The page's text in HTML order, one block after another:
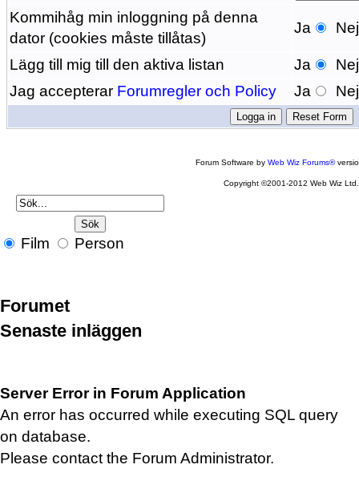
Kommihåg min inloggning på denna
dator (cookies måste tillåtas)
Ja Nej
Lägg till mig till den aktiva listan Ja
Nej
Jag accepterar Forumregler och Policy Ja Nej
Forum Software byWeb Wiz Forums®
Copyright ©2001-2012 Web Wiz Ltd.
Film Person
Forumet
Senaste inläggen
Server Error in Forum Application
An error has occurred while executing SQL query
on database.
Please contact the Forum Administrator.